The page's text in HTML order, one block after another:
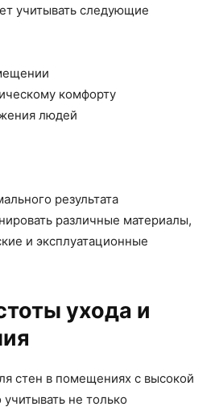
учитывать следующие
комфорту
людей
результата
различные материалы,
и эксплуатационные
ухода и
стен в помещениях с высокой
не только